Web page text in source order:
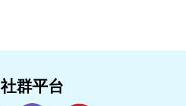
社群平台